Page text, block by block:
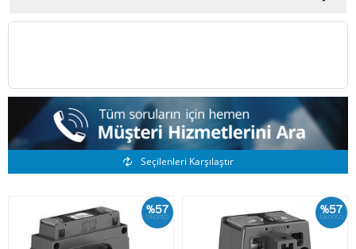
Benzer Ürünler
Seçilenleri Karşılaştır
%57
İskonto %57
İskonto